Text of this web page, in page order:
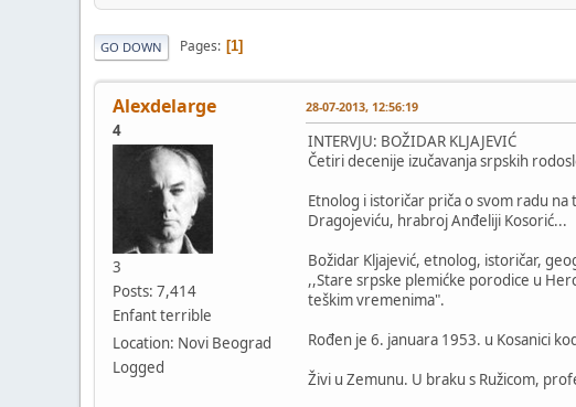
GO DOWN Pages 1
Alexdelarge
4
3
Posts: 7,414
Enfant terrible
Location: Novi Beograd
Logged
28-07-2013, 12:56:19
INTERVJU: BOŽIDAR KLJAJEVIĆ
Četiri decenije izučavanja srpskih
Etnolog i istoričar priča o svom radu
Dragojeviću, hrabroj Anđeliji Kosorić...
Božidar Kljajević, etnolog, istoričar,
,,Stare srpske plemićke porodice u
teškim vremenima".
Rođen je 6. januara 1953. u Kosanici
Živi u Zemunu. U braku s Ružicom,